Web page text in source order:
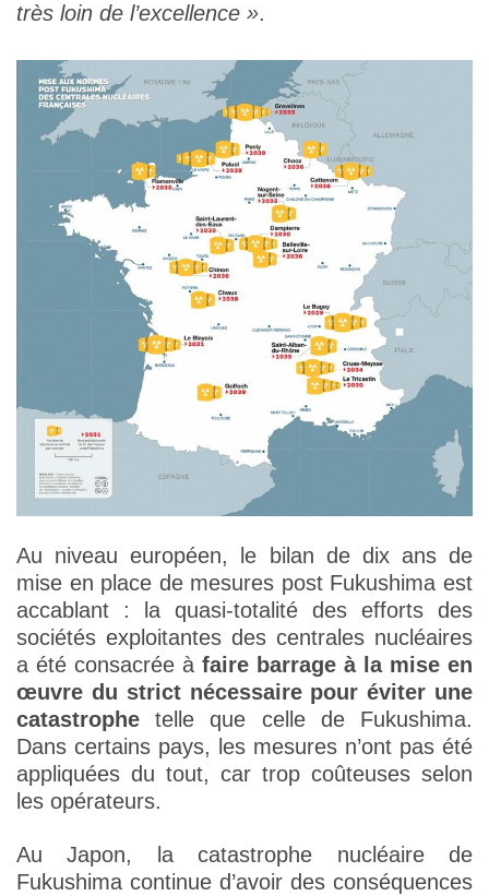
très loin de l’excellence ».
Au niveau européen, le bilan de dix ans de
mise en place de mesures post Fukushima est
accablant : la quasi-totalité des efforts des
sociétés exploitantes des centrales nucléaires
a été consacrée à faire barrage à la mise en
œuvre du strict nécessaire pour éviter une
catastrophe telle que celle de Fukushima.
Dans certains pays, les mesures n’ont pas été
appliquées du tout, car trop coûteuses selon
les opérateurs.
Au Japon, la catastrophe nucléaire de
Fukushima continue d’avoir des conséquences